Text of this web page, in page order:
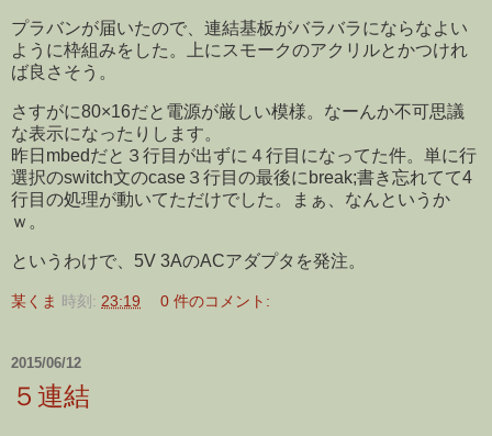
プラバンが届いたので、連結基板がバラバラにならなよい
ように枠組みをした。上にスモークのアクリルとかつけれ
ば良さそう。
さすがに80×16だと電源が厳しい模様。なーんか不可思議
な表示になったりします。
昨日mbedだと３行目が出ずに４行目になってた件。単に行
選択のswitch文のcase３行目の最後にbreak;書き忘れてて4
行目の処理が動いてただけでした。まぁ、なんというか
ｗ。
というわけで、5V 3AのACアダプタを発注。
某くま 時刻: 23:19 0 件のコメント:
2015/06/12
５連結